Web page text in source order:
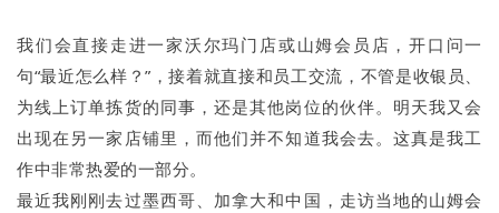
我们会直接走进一家沃尔玛门店或山姆会员店，开口问一
句“最近怎么样？”，接着就直接和员工交流，不管是收银员、
为线上订单拣货的同事，还是其他岗位的伙伴。明天我又会
出现在另一家店铺里，而他们并不知道我会去。这真是我工
作中非常热爱的一部分。
最近我刚刚去过墨西哥、加拿大和中国，走访当地的山姆会